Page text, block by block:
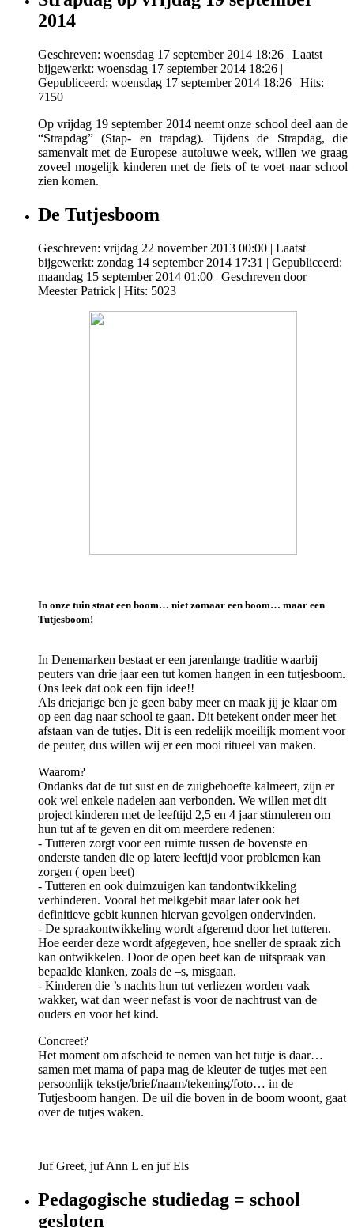
2014
Geschreven: woensdag 17 september 2014 18:26 | Laatst
bijgewerkt: woensdag 17 september 2014 18:26 |
Gepubliceerd: woensdag 17 september 2014 18:26 | Hits:
7150
Op vrijdag 19 september 2014 neemt onze school deel aan de
“Strapdag” (Stap- en trapdag). Tijdens de Strapdag, die
samenvalt met de Europese autoluwe week, willen we graag
zoveel mogelijk kinderen met de fiets of te voet naar school
zien komen.
De Tutjesboom
Geschreven: vrijdag 22 november 2013 00:00 | Laatst
bijgewerkt: zondag 14 september 2014 17:31 | Gepubliceerd:
maandag 15 september 2014 01:00 | Geschreven door
Meester Patrick | Hits: 5023
In onze tuin staat een boom… niet zomaar een boom… maar een
Tutjesboom!
In Denemarken bestaat er een jarenlange traditie waarbij
peuters van drie jaar een tut komen hangen in een tutjesboom.
Ons leek dat ook een fijn idee!!
Als driejarige ben je geen baby meer en maak jij je klaar om
op een dag naar school te gaan. Dit betekent onder meer het
afstaan van de tutjes. Dit is een redelijk moeilijk moment voor
de peuter, dus willen wij er een mooi ritueel van maken.
Waarom?
Ondanks dat de tut sust en de zuigbehoefte kalmeert, zijn er
ook wel enkele nadelen aan verbonden. We willen met dit
project kinderen met de leeftijd 2,5 en 4 jaar stimuleren om
hun tut af te geven en dit om meerdere redenen:
- Tutteren zorgt voor een ruimte tussen de bovenste en
onderste tanden die op latere leeftijd voor problemen kan
zorgen ( open beet)
- Tutteren en ook duimzuigen kan tandontwikkeling
verhinderen. Vooral het melkgebit maar later ook het
definitieve gebit kunnen hiervan gevolgen ondervinden.
- De spraakontwikkeling wordt afgeremd door het tutteren.
Hoe eerder deze wordt afgegeven, hoe sneller de spraak zich
kan ontwikkelen. Door de open beet kan de uitspraak van
bepaalde klanken, zoals de –s, misgaan.
- Kinderen die ’s nachts hun tut verliezen worden vaak
wakker, wat dan weer nefast is voor de nachtrust van de
ouders en voor het kind.
Concreet?
Het moment om afscheid te nemen van het tutje is daar…
samen met mama of papa mag de kleuter de tutjes met een
persoonlijk tekstje/brief/naam/tekening/foto… in de
Tutjesboom hangen. De uil die boven in de boom woont, gaat
over de tutjes waken.
Juf Greet, juf Ann L en juf Els
Pedagogische studiedag = school
gesloten